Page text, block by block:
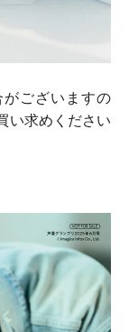
ございますの
い求めください